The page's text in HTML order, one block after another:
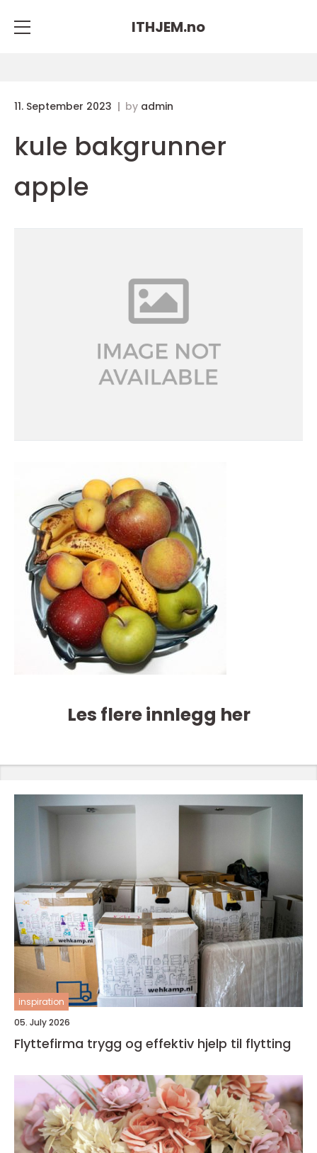
ITHJEM.no
11. September 2023 by admin
kule bakgrunner
apple
Les flere innlegg her
inspiration
05. July 2026
Flyttefirma trygg og effektiv hjelp til flytting